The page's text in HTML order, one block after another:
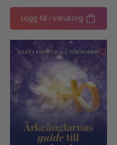
Lägg till i varukorg